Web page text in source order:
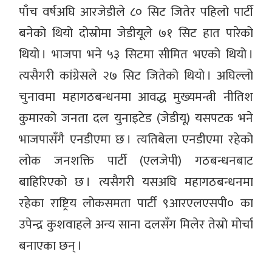
पाँच वर्षअघि आरजेडीले ८० सिट जितेर पहिलो पार्टी
बनेको थियो दोस्रोमा जेडीयूले ७१ सिट हात पारेको
थियो । भाजपा भने ५३ सिटमा सीमित भएको थियो ।
त्यसैगरी कांग्रेसले २७ सिट जितेको थियो । अघिल्लो
चुनावमा महागठबन्धनमा आवद्ध मुख्यमन्त्री नीतिश
कुमारको जनता दल युनाइटेड (जेडीयू) यसपटक भने
भाजपासँगै एनडीएमा छ । त्यतिबेला एनडीएमा रहेको
लोक जनशक्ति पार्टी (एलजेपी) गठबन्धनबाट
बाहिरिएको छ । त्यसैगरी यसअघि महागठबन्धनमा
रहेका राष्ट्रिय लोकसमता पार्टी ९आरएलएसपी० का
उपेन्द्र कुशवाहले अन्य साना दलसँग मिलेर तेस्रो मोर्चा
बनाएका छन् ।